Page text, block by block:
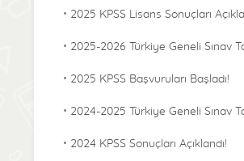
2025 KPSS Lisans Sonuçları
2025-2026 Türkiye Geneli Sınav
2025 KPSS Başvuruları Başladı!
2024-2025 Türkiye Geneli Sınav
2024 KPSS Sonuçları Açıklandı!